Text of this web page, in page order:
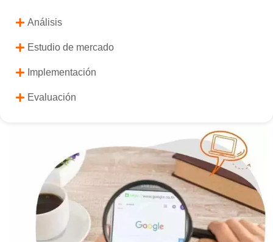
Análisis
Estudio de mercado
Implementación
Evaluación